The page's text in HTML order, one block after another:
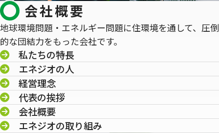
会社概要
地球環境問題・エネルギー問題に住環境を通して、圧倒
的な団結力をもった会社です。
私たちの特長
エネジオの人
経営理念
代表の挨拶
会社概要
エネジオの取り組み